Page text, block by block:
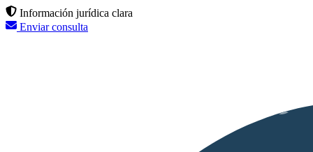
Información jurídica clara
Enviar consulta